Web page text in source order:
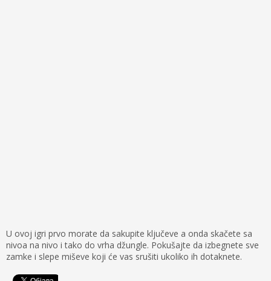
U ovoj igri prvo morate da sakupite ključeve a onda skačete sa
nivoa na nivo i tako do vrha džungle. Pokušajte da izbegnete sve
zamke i slepe miševe koji će vas srušiti ukoliko ih dotaknete.